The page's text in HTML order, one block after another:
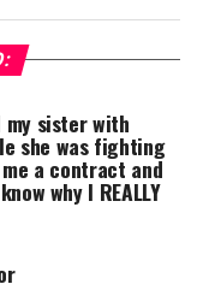
sister with
she was fighting
a contract and
why I REALLY